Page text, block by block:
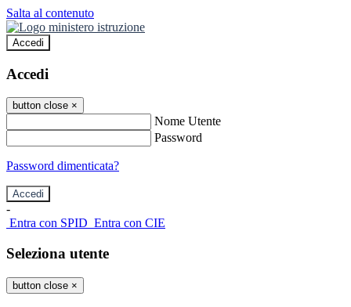
Salta al contenuto
Accedi
Accedi
button close ×
Nome Utente
Password
Password dimenticata?
-
Entra con SPID Entra con CIE
Seleziona utente
button close ×